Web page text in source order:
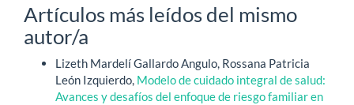
Artículos más leídos del mismo
autor/a
Lizeth Mardelí Gallardo Angulo, Rossana Patricia
León Izquierdo, Modelo de cuidado integral de salud:
Avances y desafíos del enfoque de riesgo familiar en